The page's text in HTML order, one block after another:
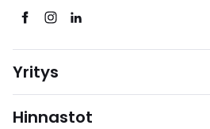
Yritys
Hinnastot